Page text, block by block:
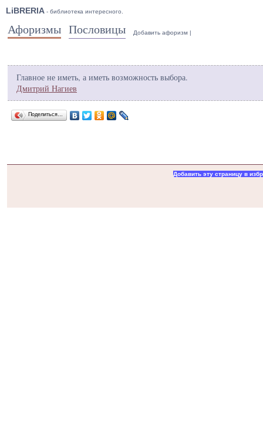
LiBRERIA - библиотека интересного.
Афоризмы Пословицы Добавить афоризм |
Главное не иметь, а иметь возможность выбора.
Дмитрий Нагиев
Поделиться…
Добавить эту страницу в